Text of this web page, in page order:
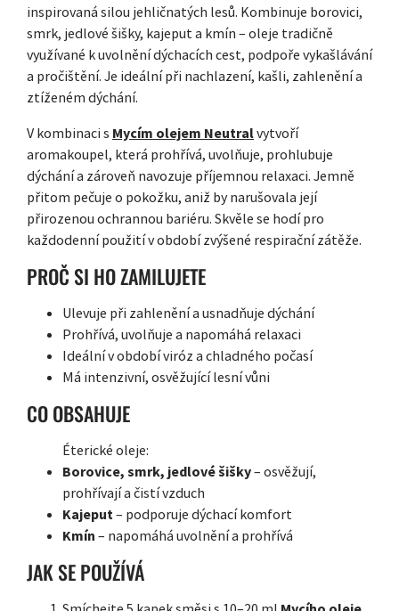
inspirovaná silou jehličnatých lesů. Kombinuje borovici,
smrk, jedlové šišky, kajeput a kmín – oleje tradičně
využívané k uvolnění dýchacích cest, podpoře vykašlávání
a pročištění. Je ideální při nachlazení, kašli, zahlenění a
ztíženém dýchání.
V kombinaci s Mycím olejem Neutralvytvoří
aromakoupel, která prohřívá, uvolňuje, prohlubuje
dýchání a zároveň navozuje příjemnou relaxaci. Jemně
přitom pečuje o pokožku, aniž by narušovala její
přirozenou ochrannou bariéru. Skvěle se hodí pro
každodenní použití v období zvýšené respirační zátěže.
PROČ SI HO ZAMILUJETE
Ulevuje při zahlenění a usnadňuje dýchání
Prohřívá, uvolňuje a napomáhá relaxaci
Ideální v období viróz a chladného počasí
Má intenzivní, osvěžující lesní vůni
CO OBSAHUJE
Éterické oleje:
Borovice, smrk, jedlové šišky– osvěžují,
prohřívají a čistí vzduch
Kajeput – podporuje dýchací komfort
Kmín – napomáhá uvolnění a prohřívá
JAK SE POUŽÍVÁ